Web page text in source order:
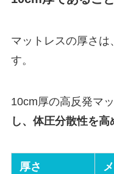
マットレスの厚さは
す。
10cm厚の高反発マッ
し、体圧分散性を高
厚さ